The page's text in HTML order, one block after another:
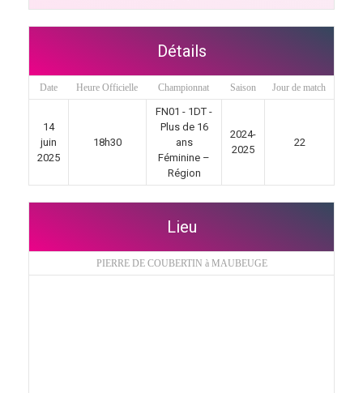
Détails
Date Heure Officielle Championnat Saison Jour de match
14
juin
2025
18h30
FN01 - 1DT -
Plus de 16
ans
Féminine –
Région
2024-
2025
22
Lieu
PIERRE DE COUBERTIN à MAUBEUGE